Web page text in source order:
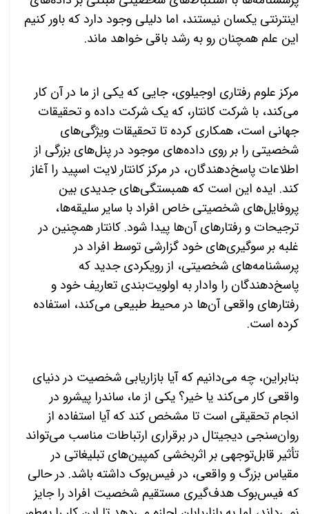
اینترنتی یکسان نیستند، اما دلیلی وجود دارد که باور کنیم
این علم همچنان رو به رشد باقی خواهد ماند.
مرکز علوم رفتاری اوجیلوی، جایی که یکی از ما در آن کار
میکند، با شركت كانتار، كه یک شرکت داده و تحقیقات
جهانی است، همکاری کرده تا تحقیقات ویژگیهای
شخصیتی را بر روی دادههای موجود در پنلهای بزرگی از
اطلاعات پاسخدهندگان، در مركز كانتار لایت اسپید را آغاز
کند. ایده این است که همبستگیهای جدیدی بین
پروفایلهای شخصیتی خاص افراد با سایر سلیقهها،
ترجیحات و رفتارهای آنها پیدا شود. کانتار همچنین در
غلبه بر سوگیریهای خود گزارشی توسط افراد در
پرسشنامههای شخصیتی، از رویکردی جدید که
پاسخدهندگان را وادار به اولویتبندی تعاریف خود و
رفتارهای واقعی آنها در محیط طبیعی میكند، استفاده
کرده است.
بنابراین، چه میدانیم که آیا بازاریابی شخصیت در دنیای
واقعی کار میکند یا خیر؟ یکی از ما، ساندرا پیشرو در
انجام تحقیقی است تا مشخص کند که آیا استفاده از
روانسنجی دیجیتال در برقراری ارتباطات مناسب میتواند
تأثیر قابلتوجهی بر اثربخشی کمپینهای تبلیغاتی در
مقیاس بزرگ و واقعی، در فیس‌بوک داشته باشد. در حالی
که فیس‌بوک هدفگیری مستقیم شخصیت افراد را جایز